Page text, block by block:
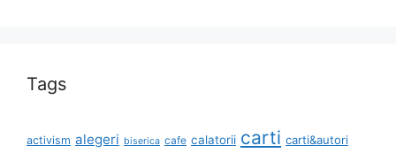
Tags
activism alegeri biserica cafe calatorii carti carti&autori